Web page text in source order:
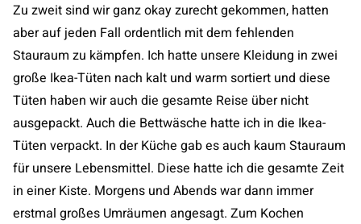
Zu zweit sind wir ganz okay zurecht gekommen, hatten
aber auf jeden Fall ordentlich mit dem fehlenden
Stauraum zu kämpfen. Ich hatte unsere Kleidung in zwei
große Ikea-Tüten nach kalt und warm sortiert und diese
Tüten haben wir auch die gesamte Reise über nicht
ausgepackt. Auch die Bettwäsche hatte ich in die Ikea-
Tüten verpackt. In der Küche gab es auch kaum Stauraum
für unsere Lebensmittel. Diese hatte ich die gesamte Zeit
in einer Kiste. Morgens und Abends war dann immer
erstmal großes Umräumen angesagt. Zum Kochen